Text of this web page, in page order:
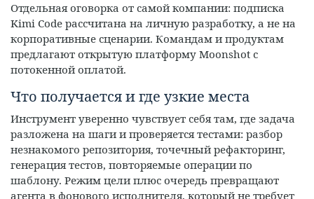
Отдельная оговорка от самой компании: подписка
Kimi Code рассчитана на личную разработку, а не на
корпоративные сценарии. Командам и продуктам
предлагают открытую платформу Moonshot с
потокенной оплатой.
Что получается и где узкие места
Инструмент уверенно чувствует себя там, где задача
разложена на шаги и проверяется тестами: разбор
незнакомого репозитория, точечный рефакторинг,
генерация тестов, повторяемые операции по
шаблону. Режим цели плюс очередь превращают
агента в фонового исполнителя, который не требует